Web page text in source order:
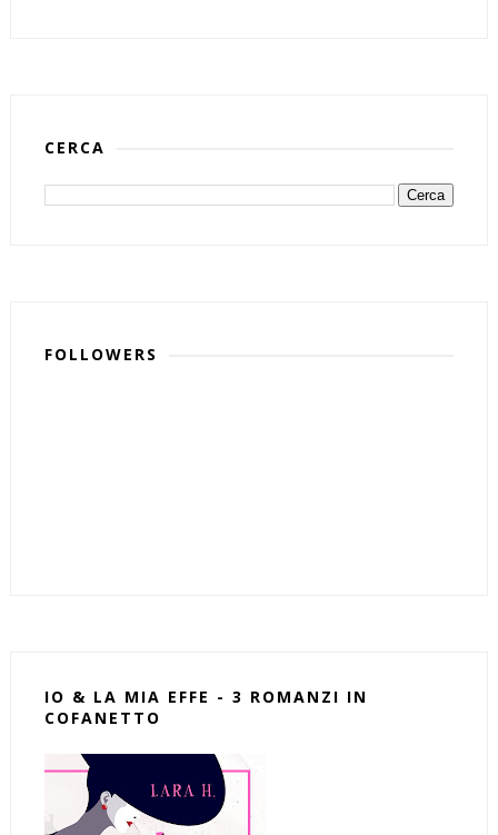
CERCA
FOLLOWERS
IO & LA MIA EFFE - 3 ROMANZI IN
COFANETTO